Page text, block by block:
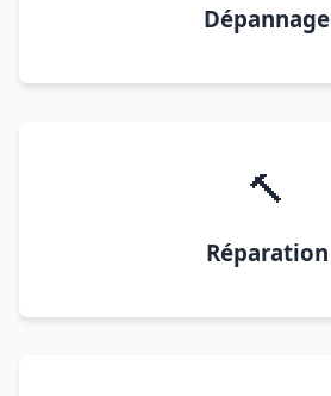
Dépannage
🔨
Réparation